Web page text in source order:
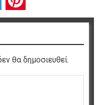
θα δημοσιευθεί.